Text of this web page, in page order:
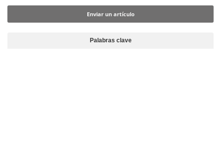
Enviar un artículo
Palabras clave